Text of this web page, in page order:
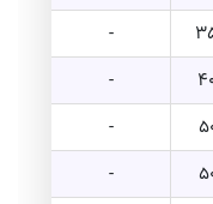
-
-
-
-